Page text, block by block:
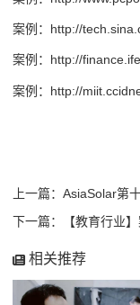
案例：http://
案例：http://
案例：http://
下一篇：【教育行业
相关推荐